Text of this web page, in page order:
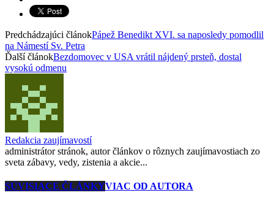
Predchádzajúci článokPápež Benedikt XVI. sa naposledy pomodlil
na Námestí Sv. Petra
Ďalší článokBezdomovec v USA vrátil nájdený prsteň, dostal
vysokú odmenu
Redakcia zaujímavostí
administrátor stránok, autor článkov o rôznych zaujímavostiach zo
sveta zábavy, vedy, zistenia a akcie...
SÚVISIACE ČLÁNKYVIAC OD AUTORA